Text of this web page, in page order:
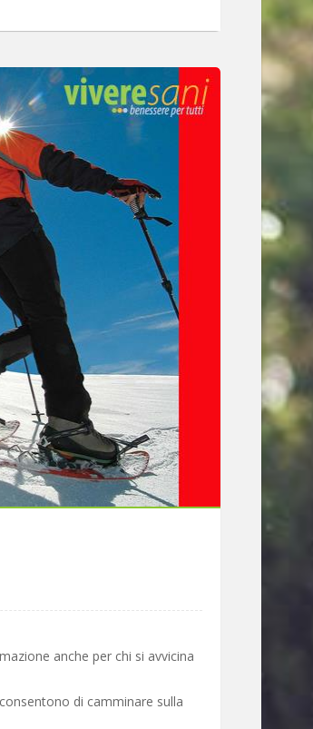
anche per chi si avvicina
di camminare sulla